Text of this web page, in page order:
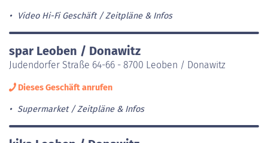
Video Hi-Fi Geschäft Zeitpläne & Infos
spar Leoben / Donawitz
Judendorfer Straße 64-66 - 8700 Leoben / Donawitz
Dieses Geschäft anrufen
Supermarket Zeitpläne & Infos